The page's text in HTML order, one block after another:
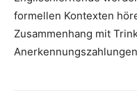
formellen Kontexten
Zusammenhang mit